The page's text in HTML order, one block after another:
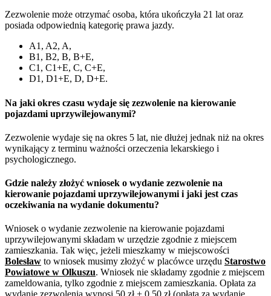
Zezwolenie może otrzymać osoba, która ukończyła 21 lat oraz
posiada odpowiednią kategorię prawa jazdy.
A1, A2, A,
B1, B2, B, B+E,
C1, C1+E, C, C+E,
D1, D1+E, D, D+E.
Na jaki okres czasu wydaje się zezwolenie na kierowanie
pojazdami uprzywilejowanymi?
Zezwolenie wydaje się na okres 5 lat, nie dłużej jednak niż na okres
wynikający z terminu ważności orzeczenia lekarskiego i
psychologicznego.
Gdzie należy złożyć wniosek o wydanie zezwolenie na
kierowanie pojazdami uprzywilejowanymi i jaki jest czas
oczekiwania na wydanie dokumentu?
Wniosek o wydanie zezwolenie na kierowanie pojazdami
uprzywilejowanymi składam w urzędzie zgodnie z miejscem
zamieszkania. Tak więc, jeżeli mieszkamy w miejscowości
Bolesław to wniosek musimy złożyć w placówce urzędu Starostwo
Powiatowe w Olkuszu. Wniosek nie składamy zgodnie z miejscem
zameldowania, tylko zgodnie z miejscem zamieszkania. Opłata za